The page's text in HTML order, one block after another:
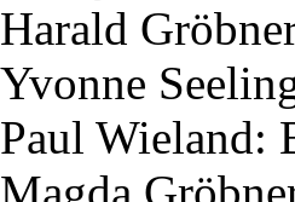
Harald
Yvonne
Paul Wieland: